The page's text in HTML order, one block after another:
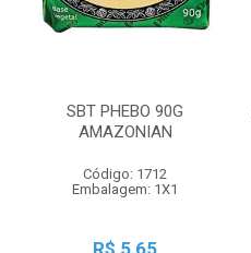
SBT PHEBO 90G
AMAZONIAN
Código: 1712
Embalagem: 1X1
R$ 5,65